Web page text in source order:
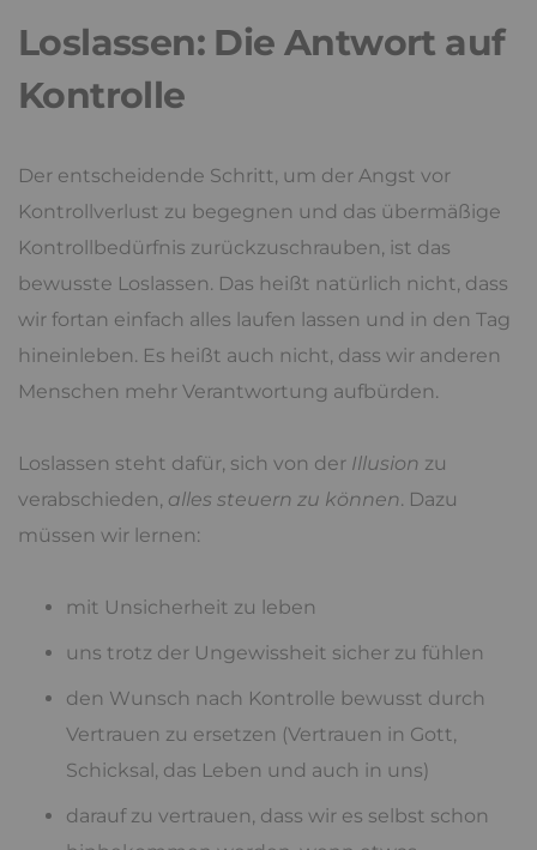
Loslassen: Die Antwort auf
Kontrolle
Der entscheidende Schritt, um der Angst vor
Kontrollverlust zu begegnen und das übermäßige
Kontrollbedürfnis zurückzuschrauben, ist das
bewusste Loslassen. Das heißt natürlich nicht, dass
wir fortan einfach alles laufen lassen und in den Tag
hineinleben. Es heißt auch nicht, dass wir anderen
Menschen mehr Verantwortung aufbürden.
Loslassen steht dafür, sich von der Illusion zu
verabschieden, alles steuern zu können. Dazu
müssen wir lernen:
mit Unsicherheit zu leben
uns trotz der Ungewissheit sicher zu fühlen
den Wunsch nach Kontrolle bewusst durch
Vertrauen zu ersetzen (Vertrauen in Gott,
Schicksal, das Leben und auch in uns)
darauf zu vertrauen, dass wir es selbst schon